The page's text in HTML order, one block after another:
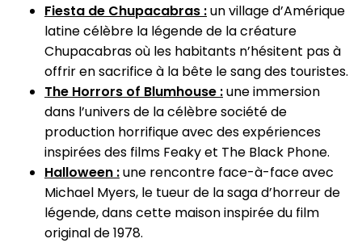
Fiesta de Chupacabras :un village d’Amérique
latine célèbre la légende de la créature
Chupacabras où les habitants n’hésitent pas à
offrir en sacrifice à la bête le sang des touristes.
The Horrors of Blumhouse :une immersion
dans l’univers de la célèbre société de
production horrifique avec des expériences
inspirées des films Feaky et The Black Phone.
Halloween :une rencontre face-à-face avec
Michael Myers, le tueur de la saga d’horreur de
légende, dans cette maison inspirée du film
original de 1978.